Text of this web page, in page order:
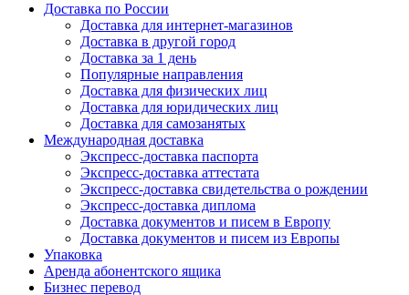
Доставка по России
Доставка для интернет-магазинов
Доставка в другой город
Доставка за 1 день
Популярные направления
Доставка для физических лиц
Доставка для юридических лиц
Доставка для самозанятых
Международная доставка
Экспресс-доставка паспорта
Экспресс-доставка аттестата
Экспресс-доставка свидетельства о рождении
Экспресс-доставка диплома
Доставка документов и писем в Европу
Доставка документов и писем из Европы
Упаковка
Аренда абонентского ящика
Бизнес перевод